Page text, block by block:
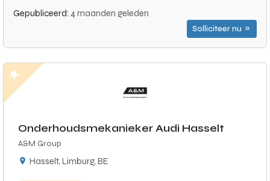
Gepubliceerd: 4 maanden geleden
Solliciteer nu
Onderhoudsmekanieker Audi Hasselt
A&M Group
Hasselt, Limburg, BE